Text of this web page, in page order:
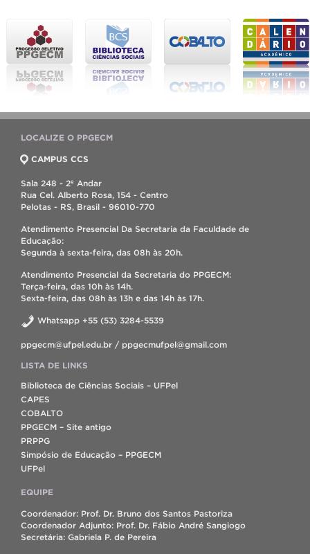
LOCALIZE O PPGECM
CAMPUS CCS
Sala 248 - 2º Andar
Rua Cel. Alberto Rosa, 154 - Centro
Pelotas - RS, Brasil - 96010-770
Atendimento Presencial Da Secretaria da Faculdade de
Educação:
Segunda à sexta-feira, das 08h às 20h.
Atendimento Presencial da Secretaria do PPGECM:
Terça-feira, das 10h às 14h.
Sexta-feira, das 08h às 13h e das 14h às 17h.
Whatsapp +55 (53) 3284-5539
ppgecm@ufpel.edu.br / ppgecmufpel@gmail.com
LISTA DE LINKS
Biblioteca de Ciências Sociais – UFPel
CAPES
COBALTO
PPGECM – Site antigo
PRPPG
Simpósio de Educação – PPGECM
UFPel
EQUIPE
Coordenador: Prof. Dr. Bruno dos Santos Pastoriza
Coordenador Adjunto: Prof. Dr. Fábio André Sangiogo
Secretária: Gabriela P. de Pereira